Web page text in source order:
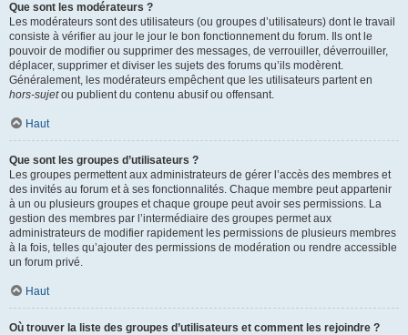
Que sont les modérateurs ?
Les modérateurs sont des utilisateurs (ou groupes d’utilisateurs) dont le travail
consiste à vérifier au jour le jour le bon fonctionnement du forum. Ils ont le
pouvoir de modifier ou supprimer des messages, de verrouiller, déverrouiller,
déplacer, supprimer et diviser les sujets des forums qu’ils modèrent.
Généralement, les modérateurs empêchent que les utilisateurs partent en
hors-sujetou publient du contenu abusif ou offensant.
Haut
Que sont les groupes d’utilisateurs ?
Les groupes permettent aux administrateurs de gérer l’accès des membres et
des invités au forum et à ses fonctionnalités. Chaque membre peut appartenir
à un ou plusieurs groupes et chaque groupe peut avoir ses permissions. La
gestion des membres par l’intermédiaire des groupes permet aux
administrateurs de modifier rapidement les permissions de plusieurs membres
à la fois, telles qu’ajouter des permissions de modération ou rendre accessible
un forum privé.
Haut
Où trouver la liste des groupes d’utilisateurs et comment les rejoindre ?